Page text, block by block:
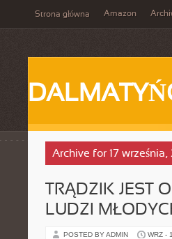
Strona główna Amazon
Archive for 17 września,
TRĄDZIK JEST
LUDZI
POSTED BY ADMIN WRZ -